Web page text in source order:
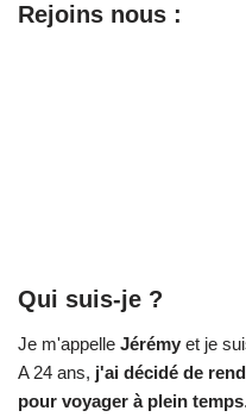
Rejoins nous :
Qui suis-je ?
Je m'appelle Jérémy et je
A 24 ans, j'ai décidé de
pour voyager à plein temps.